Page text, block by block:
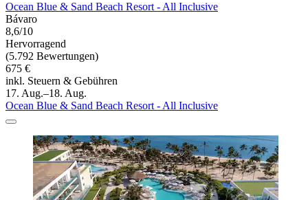
Ocean Blue & Sand Beach Resort - All Inclusive
Bávaro
8,6/10
Hervorragend
(5.792 Bewertungen)
675 €
inkl. Steuern & Gebühren
17. Aug.–18. Aug.
Ocean Blue & Sand Beach Resort - All Inclusive